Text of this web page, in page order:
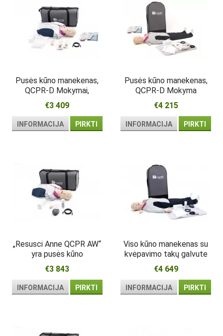
Pusės kūno manekenas,
QCPR-D Mokymai,
lagaminą sudaro
€3 409
INFORMACIJA PIRKTI
Pusės kūno manekenas,
QCPR-D Mokyma
€4 215
INFORMACIJA PIRKTI
„Resusci Anne QCPR AW“
yra pusės kūno
manekenas su kvėpavimo
takų galva
€3 843
INFORMACIJA PIRKTI
Viso kūno manekenas su
kvėpavimo takų galvute
€4 649
INFORMACIJA PIRKTI